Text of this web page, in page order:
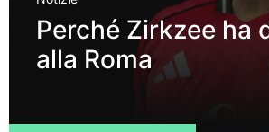
Perché Zirkzee ha
alla Roma